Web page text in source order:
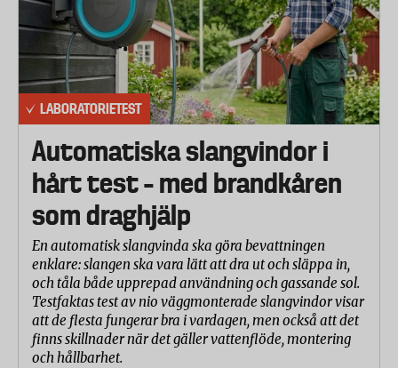
10 är bäst. Betyg under 6,0 har endast givits för
delresultat som sticker ut starkt negativt.
I totalbetyg har resultaten från de olika
delmomenten fått följande vikt:
Smak 60%
Konsistens 20%
Utseende 10%
Doft 10%
LABORATORIETEST
Automatiska slangvindor i
hårt test – med brandkåren
som draghjälp
En automatisk slangvinda ska göra bevattningen
enklare: slangen ska vara lätt att dra ut och släppa in,
och tåla både upprepad användning och gassande sol.
Testfaktas test av nio väggmonterade slangvindor visar
att de flesta fungerar bra i vardagen, men också att det
finns skillnader när det gäller vattenflöde, montering
och hållbarhet.